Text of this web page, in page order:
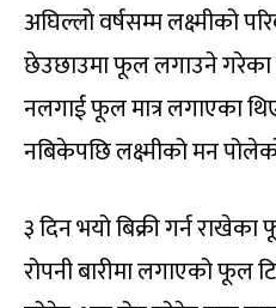
अघिल्लो वर्षसम्म लक्ष्मीको
छेउछाउमा फूल लगाउने
नलगाई फूल मात्र लगाएका
नबिकेपछि लक्ष्मीको मन
३ दिन भयो बिक्री गर्न
रोपनी बारीमा लगाएको फूल